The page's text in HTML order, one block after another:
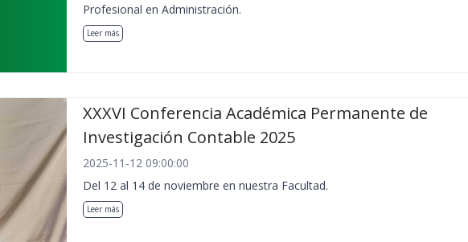
Profesional en Administración.
Leer más
XXXVI Conferencia Académica Permanente de
Investigación Contable 2025
2025-11-12 09:00:00
Del 12 al 14 de noviembre en nuestra Facultad.
Leer más